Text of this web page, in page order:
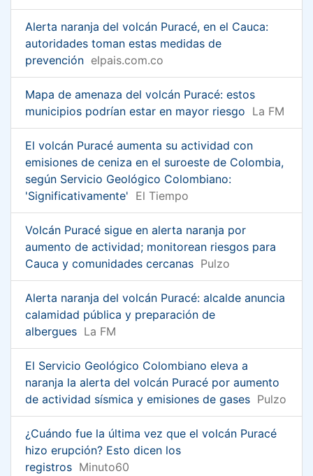
Alerta naranja del volcán Puracé, en el Cauca:
autoridades toman estas medidas de
prevención elpais.com.co
Mapa de amenaza del volcán Puracé: estos
municipios podrían estar en mayor riesgo La FM
El volcán Puracé aumenta su actividad con
emisiones de ceniza en el suroeste de Colombia,
según Servicio Geológico Colombiano:
'Significativamente' El Tiempo
Volcán Puracé sigue en alerta naranja por
aumento de actividad; monitorean riesgos para
Cauca y comunidades cercanas Pulzo
Alerta naranja del volcán Puracé: alcalde anuncia
calamidad pública y preparación de
albergues La FM
El Servicio Geológico Colombiano eleva a
naranja la alerta del volcán Puracé por aumento
de actividad sísmica y emisiones de gases Pulzo
¿Cuándo fue la última vez que el volcán Puracé
hizo erupción? Esto dicen los
registros Minuto60